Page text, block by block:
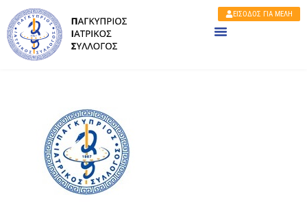
ΕΙΣΟΔΟΣ ΓΙΑ ΜΕΛΗ